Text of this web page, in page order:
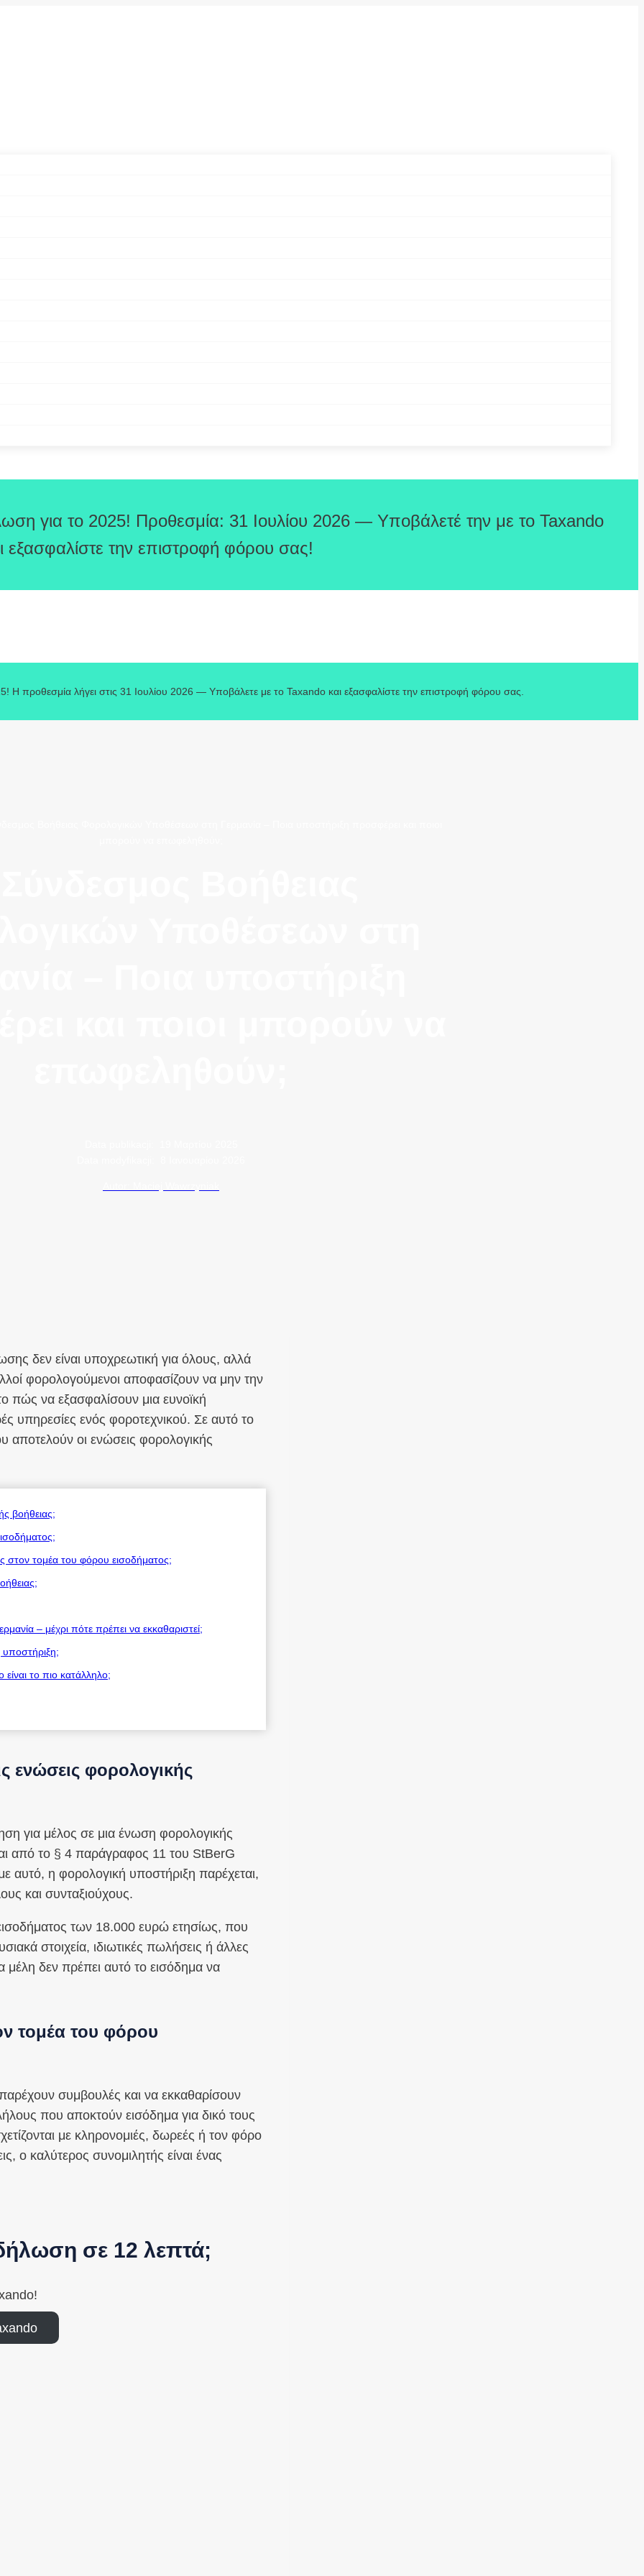
για το 2025! Προθεσμία: 31 Ιουλίου 2026 — Υποβάλετέ την με το Taxando
εξασφαλίστε την επιστροφή φόρου σας!
προθεσμία λήγει στις 31 Ιουλίου 2026 — Υποβάλετε με το Taxando και εξασφαλίστε την επιστροφή φόρου σας.
δεν είναι υποχρεωτική για όλους, αλλά
φορολογούμενοι αποφασίζουν να μην την
να εξασφαλίσουν μια ευνοϊκή
υπηρεσίες ενός φοροτεχνικού. Σε αυτό το
αποτελούν οι ενώσεις φορολογικής
βοήθειας;
στον τομέα του φόρου εισοδήματος;
– μέχρι πότε πρέπει να εκκαθαριστεί;
το πιο κατάλληλο;
ενώσεις φορολογικής
για μέλος σε μια ένωση φορολογικής
από το § 4 παράγραφος 11 του StBerG
η φορολογική υποστήριξη παρέχεται,
και συνταξιούχους.
των 18.000 ευρώ ετησίως, που
στοιχεία, ιδιωτικές πωλήσεις ή άλλες
δεν πρέπει αυτό το εισόδημα να
τομέα του φόρου
συμβουλές και να εκκαθαρίσουν
που αποκτούν εισόδημα για δικό τους
με κληρονομιές, δωρεές ή τον φόρο
ο καλύτερος συνομιλητής είναι ένας
σε 12 λεπτά;